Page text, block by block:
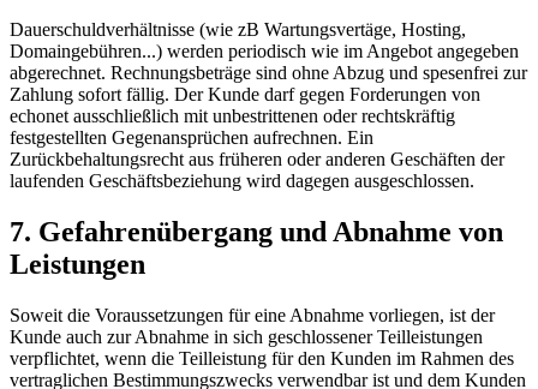
Dauerschuldverhältnisse (wie zB Wartungsvertäge, Hosting,
Domaingebühren...) werden periodisch wie im Angebot angegeben
abgerechnet. Rechnungsbeträge sind ohne Abzug und spesenfrei zur
Zahlung sofort fällig. Der Kunde darf gegen Forderungen von
echonet ausschließlich mit unbestrittenen oder rechtskräftig
festgestellten Gegenansprüchen aufrechnen. Ein
Zurückbehaltungsrecht aus früheren oder anderen Geschäften der
laufenden Geschäftsbeziehung wird dagegen ausgeschlossen.
7. Gefahrenübergang und Abnahme von
Leistungen
Soweit die Voraussetzungen für eine Abnahme vorliegen, ist der
Kunde auch zur Abnahme in sich geschlossener Teilleistungen
verpflichtet, wenn die Teilleistung für den Kunden im Rahmen des
vertraglichen Bestimmungszwecks verwendbar ist und dem Kunden